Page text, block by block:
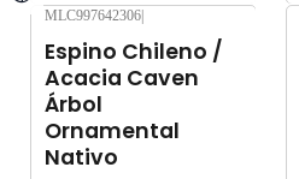
MLC997642306
Espino Chileno /
Acacia Caven
Árbol
Ornamental
Nativo